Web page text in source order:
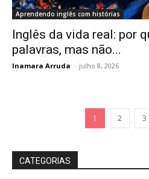
Aprendendo inglês com histórias
Inglês da vida real: por
palavras, mas não...
Inamara Arruda - julho 8, 2026
1 2 3
CATEGORIAS